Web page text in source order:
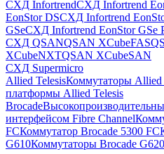
СХД InfortrendСХД Infortrend
EonStor DSСХД Infortrend
GSeСХД Infortrend EonStor GSe
СХД QSANQSAN XCubeFAS
XCubeNXTQSAN XCubeSAN
СХД Supermicro
Allied TelesisКоммутаторы Allied
платформы Allied Telesis
Brocade
интерфейсом Fibre Channel
FCКоммутатор Brocade 5300 FC
G610Коммутаторы Brocade G620